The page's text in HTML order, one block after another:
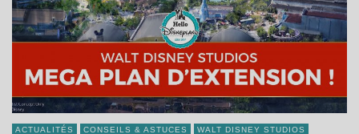
ACTUALITÉS CONSEILS & ASTUCES WALT DISNEY STUDIOS